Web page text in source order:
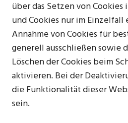
über das Setzen von
und Cookies nur im Einzelfall
Annahme von Cookies für
generell ausschließen sowie
Löschen der Cookies beim
aktivieren. Bei der
die Funktionalität dieser
sein.